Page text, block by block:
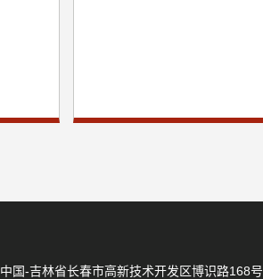
中国-吉林省长春市高新技术开发区博识路168号